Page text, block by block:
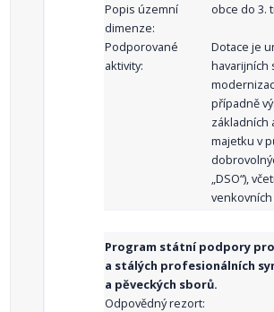
Popis územní
dimenze:
obce do 3.
Podporované
aktivity:
Dotace je
havarijních
případně
základních
majetku v
„DSO“),
Program státní podpory
a stálých profesionálních
a pěveckých sborů.
Odpovědný rezort: